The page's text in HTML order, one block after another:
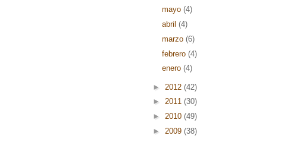
mayo (4)
abril (4)
marzo (6)
febrero (4)
enero (4)
► 2012 (42)
► 2011 (30)
► 2010 (49)
► 2009 (38)